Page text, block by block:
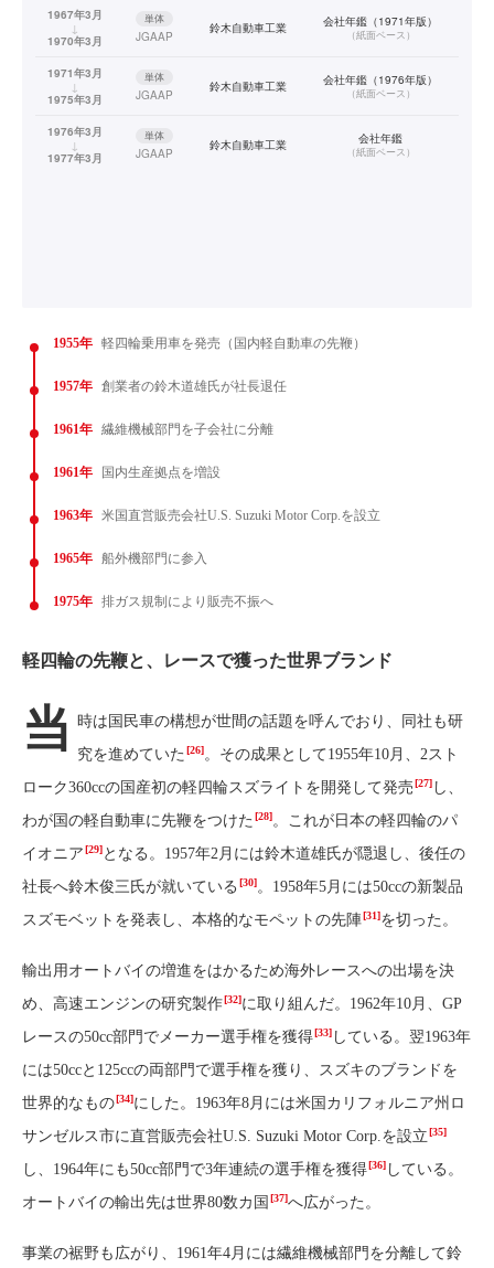
1967年3月
↓
1970年3月
単体
JGAAP
鈴木自動車工業 会社年鑑（1971年版）
（紙面ベース）
1971年3月
↓
1975年3月
単体
JGAAP
鈴木自動車工業 会社年鑑（1976年版）
（紙面ベース）
1976年3月
↓
1977年3月
単体
JGAAP
鈴木自動車工業 会社年鑑
（紙面ベース）
1955年 軽四輪乗用車を発売（国内軽自動車の先鞭）
1957年 創業者の鈴木道雄氏が社長退任
1961年 繊維機械部門を子会社に分離
1961年 国内生産拠点を増設
1963年 米国直営販売会社U.S. Suzuki Motor Corp.を設立
1965年 船外機部門に参入
1975年 排ガス規制により販売不振へ
軽四輪の先鞭と、レースで獲った世界ブランド
当
時は国民車の構想が世間の話題を呼んでおり、同社も研
究を進めていた [26]。その成果として1955年10月、2スト
ローク360ccの国産初の軽四輪スズライトを開発して発売[27] し、
わが国の軽自動車に先鞭をつけた [28]。これが日本の軽四輪のパ
イオニア[29]となる。1957年2月には鈴木道雄氏が隠退し、後任の
社長へ鈴木俊三氏が就いている [30]。1958年5月には50ccの新製品
スズモベットを発表し、本格的なモペットの先陣[31]を切った。
輸出用オートバイの増進をはかるため海外レースへの出場を決
め、高速エンジンの研究製作[32]に取り組んだ。1962年10月、GP
レースの50cc部門でメーカー選手権を獲得[33] している。翌1963年
には50ccと125ccの両部門で選手権を獲り、スズキのブランドを
世界的なもの[34]にした。1963年8月には米国カリフォルニア州ロ
サンゼルス市に直営販売会社U.S. Suzuki Motor Corp.を設立[35]
し、1964年にも50cc部門で3年連続の選手権を獲得[36] している。
オートバイの輸出先は世界80数カ国 [37]へ広がった。
事業の裾野も広がり、1961年4月には繊維機械部門を分離して鈴